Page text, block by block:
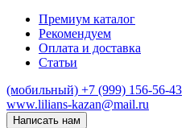
Премиум каталог
Рекомендуем
Оплата и доставка
Статьи
(мобильный) +7 (999) 156-56-43
www.lilians-kazan@mail.ru
Написать нам